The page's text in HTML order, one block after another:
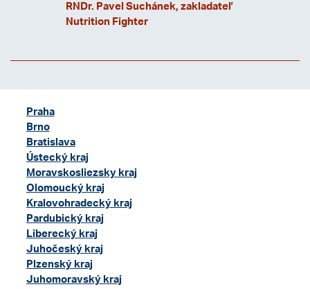
RNDr. Pavel Suchánek, zakladateľ
Nutrition Fighter
Praha
Brno
Bratislava
Ústecký kraj
Moravskosliezsky kraj
Olomoucký kraj
Kralovohradecký kraj
Pardubický kraj
Liberecký kraj
Juhočeský kraj
Plzenský kraj
Juhomoravský kraj